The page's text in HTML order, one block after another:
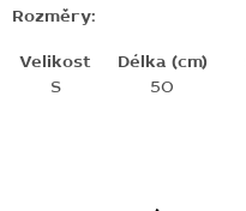
Rozměry:
Velikost
Délka (cm)
S
50